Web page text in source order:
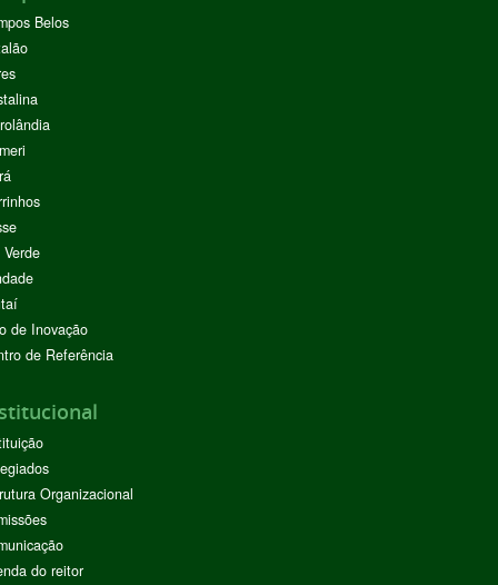
Belos
de Inovação
de Referência
Organizacional
do reitor